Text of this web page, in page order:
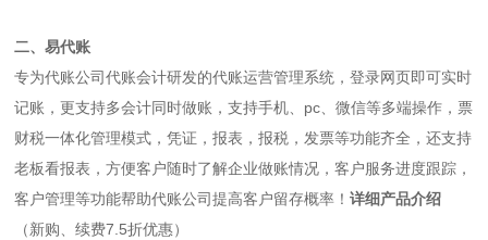
二、易代账
专为代账公司代账会计研发的代账运营管理系统，登录网页即可实时
记账，更支持多会计同时做账，支持手机、pc、微信等多端操作，票
财税一体化管理模式，凭证，报表，报税，发票等功能齐全，还支持
老板看报表，方便客户随时了解企业做账情况，客户服务进度跟踪，
客户管理等功能帮助代账公司提高客户留存概率！详细产品介绍
（新购、续费7.5折优惠）